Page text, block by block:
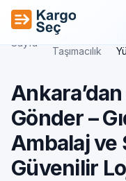
İçeriğe geç
Ana
Sayfa
Şehirler
Arası
Taşımacılık
Gönder –
Ambalaj ve
Güvenilir